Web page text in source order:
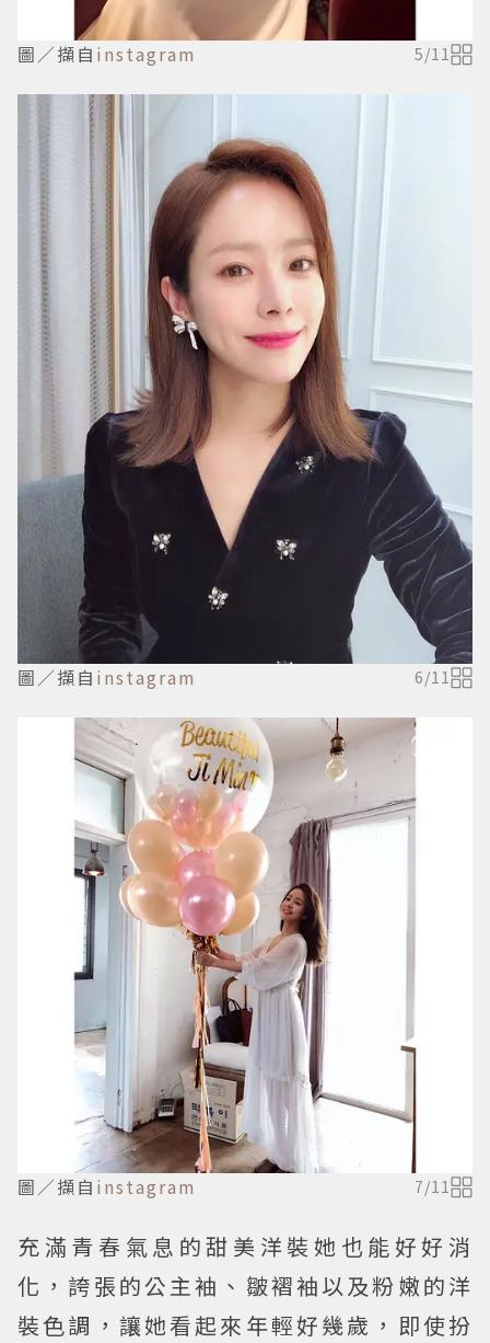
圖／擷自 instagram 5/11
圖／擷自 instagram 6/11
圖／擷自 instagram 7/11
充滿青春氣息的甜美洋裝她也能好好消
化，誇張的公主袖、皺褶袖以及粉嫩的洋
裝色調，讓她看起來年輕好幾歲，即使扮